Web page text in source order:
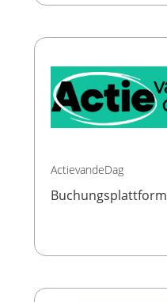
ActievandeDag
Buchungsplattform